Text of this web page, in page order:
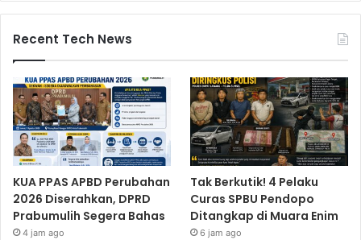
Recent Tech News
KUA PPAS APBD Perubahan
2026 Diserahkan, DPRD
Prabumulih Segera Bahas
4 jam ago
Tak Berkutik! 4 Pelaku
Curas SPBU Pendopo
Ditangkap di Muara Enim
6 jam ago